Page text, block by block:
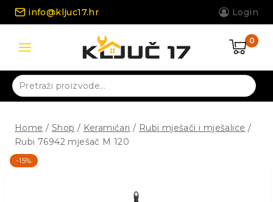
Skip
info@kljuc17.hr Login
0
Pretraži:
Home / Shop / Keramičari / Rubi mješači i mješalice /
Rubi 76942 mješač M 120
-15%